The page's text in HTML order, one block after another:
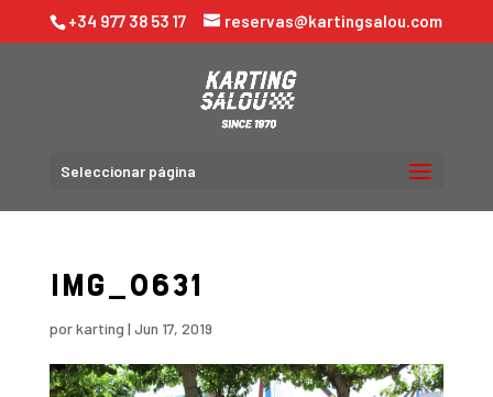
+34 977 38 53 17 reservas@kartingsalou.com
Seleccionar página
IMG_0631
porkarting | Jun 17, 2019